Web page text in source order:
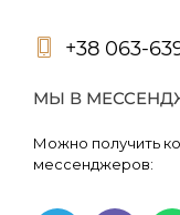
+38 063-
МЫ В
Можно получить
мессенджеров: